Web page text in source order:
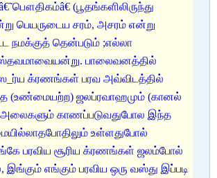
(பூதங்களிலிருந்து
பெயருடைய சரம், அசரம் என்று
நமக்குத் தென்படும் ;எல்லா
பாலைவனத்தில்
க்ரணங்கள் பரவ அவ்விடத்தில்
(உண்மையற்ற) ஜலப்ரவாஹமும் (கானல்
காணப்படுவதுபோல இந்த
உள்ளதுபோல்
பரவிய சூரிய க்ரணங்கள் ஜலம்போல்
எங்கும் பரவிய ஒரு வஸ்து இப்படி